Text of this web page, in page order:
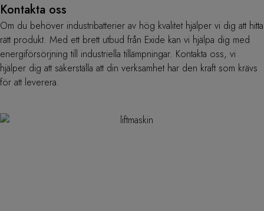
Kontakta oss
Om du behöver industribatterier av hög kvalitet hjälper vi dig att hitta
rätt produkt. Med ett brett utbud från Exide kan vi hjälpa dig med
energiförsörjning till industriella tillämpningar. Kontakta oss, vi
hjälper dig att säkerställa att din verksamhet har den kraft som krävs
för att leverera.